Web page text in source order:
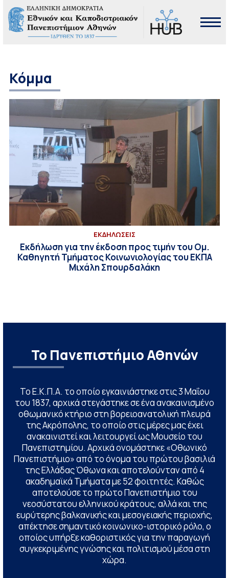
Κόμμα
ΕΚΔΗΛΩΣΕΙΣ
Εκδήλωση για την έκδοση προς τιμήν του Ομ.
Καθηγητή Τμήματος Κοινωνιολογίας του ΕΚΠΑ
Μιχάλη Σπουρδαλάκη
Το Πανεπιστήμιο Αθηνών
Το Ε.Κ.Π.Α. το οποίο εγκαινιάστηκε στις 3 Μαΐου
του 1837, αρχικά στεγάστηκε σε ένα ανακαινισμένο
οθωμανικό κτήριο στη βορειοανατολική πλευρά
της Ακρόπολης, το οποίο στις μέρες μας έχει
ανακαινιστεί και λειτουργεί ως Μουσείο του
Πανεπιστημίου. Αρχικά ονομάστηκε «Οθωνικό
Πανεπιστήμιο» από το όνομα του πρώτου βασιλιά
της Ελλάδας Όθωνα και αποτελούνταν από 4
ακαδημαϊκά Τμήματα με 52 φοιτητές. Καθώς
αποτελούσε το πρώτο Πανεπιστήμιο του
νεοσύστατου ελληνικού κράτους, αλλά και της
ευρύτερης βαλκανικής και μεσογειακής περιοχής,
απέκτησε σημαντικό κοινωνικο-ιστορικό ρόλο, ο
οποίος υπήρξε καθοριστικός για την παραγωγή
συγκεκριμένης γνώσης και πολιτισμού μέσα στη
χώρα.